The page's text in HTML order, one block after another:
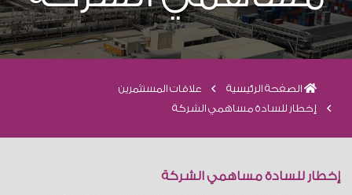
الصفحة الرئيسية
علاقات المستثمرين
إخطار للسادة مساهمي الشركة
إخطار للسادة مساهمي الشركة